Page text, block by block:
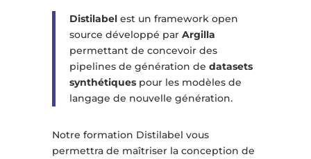
Distilabelest un framework open
source développé par Argilla
permettant de concevoir des
pipelines de génération de datasets
synthétiquespour les modèles de
langage de nouvelle génération.
Notre formation Distilabel vous
permettra de maîtriser la conception de